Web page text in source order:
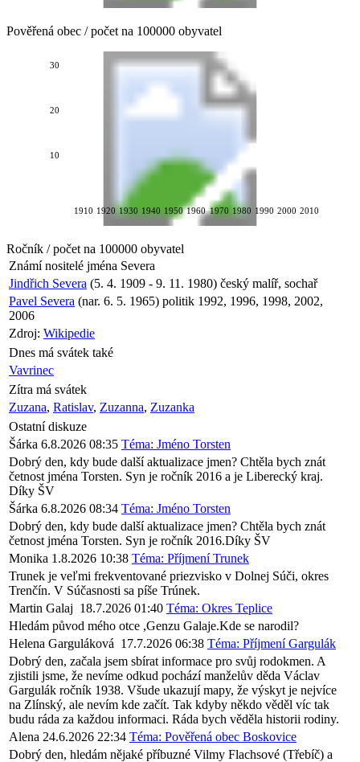
Pověřená obec / počet na 100000 obyvatel
1910 1920 1930 1940 1950 1960 1970 1980 1990 2000 2010
10
20
30
Ročník / počet na 100000 obyvatel
Známí nositelé jména Severa
Jindřich Severa (5. 4. 1909 - 9. 11. 1980) český malíř, sochař
Pavel Severa (nar. 6. 5. 1965) politik 1992, 1996, 1998, 2002,
2006
Zdroj: Wikipedie
Dnes má svátek také
Vavrinec
Zítra má svátek
Zuzana, Ratislav, Zuzanna, Zuzanka
Ostatní diskuze
Šárka 6.8.2026 08:35 Téma: Jméno Torsten
Dobrý den, kdy bude další aktualizace jmen? Chtěla bych znát
četnost jména Torsten. Syn je ročník 2016 a je Liberecký kraj.
Díky ŠV
Šárka 6.8.2026 08:34 Téma: Jméno Torsten
Dobrý den, kdy bude další aktualizace jmen? Chtěla bych znát
četnost jména Torsten. Syn je ročník 2016.Díky ŠV
Monika 1.8.2026 10:38 Téma: Příjmení Trunek
Trunek je veľmi frekventované priezvisko v Dolnej Súči, okres
Trenčín. V Súčasnosti sa píše Trúnek.
Martin Galaj 18.7.2026 01:40 Téma: Okres Teplice
Hledám původ mého otce ,Genzu Galaje.Kde se narodil?
Helena Garguláková 17.7.2026 06:38 Téma: Příjmení Gargulák
Dobrý den, začala jsem sbírat informace pro svůj rodokmen. A
zjistili jsme, že nevíme odkud pochází manželův děda Václav
Gargulák ročník 1938. Všude ukazují mapy, že výskyt je nejvíce
na Zlínský, ale nevím kde začít. Tak kdyby někdo věděl víc tak
budu ráda za každou informaci. Ráda bych věděla historii rodiny.
Alena 24.6.2026 22:34 Téma: Pověřená obec Boskovice
Dobrý den, hledám nějaké příbuzné Vilmy Flachsové (Třebíč) a